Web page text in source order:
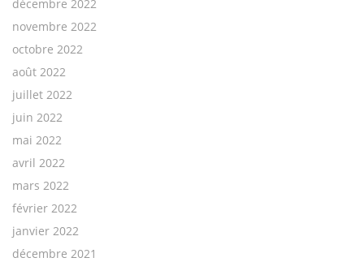
décembre 2022
novembre 2022
octobre 2022
août 2022
juillet 2022
juin 2022
mai 2022
avril 2022
mars 2022
février 2022
janvier 2022
décembre 2021